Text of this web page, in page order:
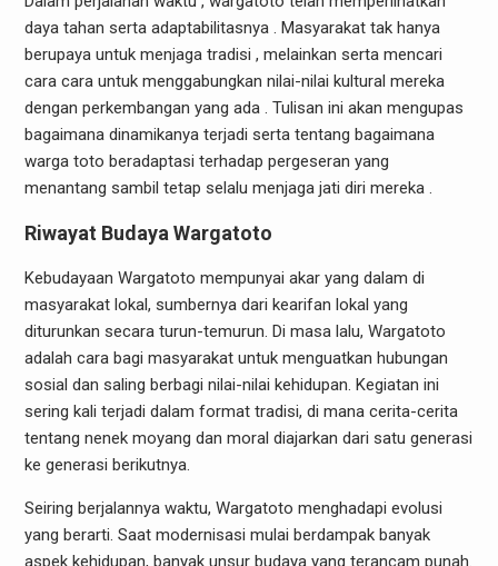
daya tahan serta adaptabilitasnya . Masyarakat tak hanya
berupaya untuk menjaga tradisi , melainkan serta mencari
cara cara untuk menggabungkan nilai-nilai kultural mereka
dengan perkembangan yang ada . Tulisan ini akan mengupas
bagaimana dinamikanya terjadi serta tentang bagaimana
warga toto beradaptasi terhadap pergeseran yang
menantang sambil tetap selalu menjaga jati diri mereka .
Riwayat Budaya Wargatoto
Kebudayaan Wargatoto mempunyai akar yang dalam di
masyarakat lokal, sumbernya dari kearifan lokal yang
diturunkan secara turun-temurun. Di masa lalu, Wargatoto
adalah cara bagi masyarakat untuk menguatkan hubungan
sosial dan saling berbagi nilai-nilai kehidupan. Kegiatan ini
sering kali terjadi dalam format tradisi, di mana cerita-cerita
tentang nenek moyang dan moral diajarkan dari satu generasi
ke generasi berikutnya.
Seiring berjalannya waktu, Wargatoto menghadapi evolusi
yang berarti. Saat modernisasi mulai berdampak banyak
aspek kehidupan, banyak unsur budaya yang terancam punah.